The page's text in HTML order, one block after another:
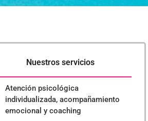
Nuestros servicios
Atención psicológica
individualizada, acompañamiento
emocional y coaching